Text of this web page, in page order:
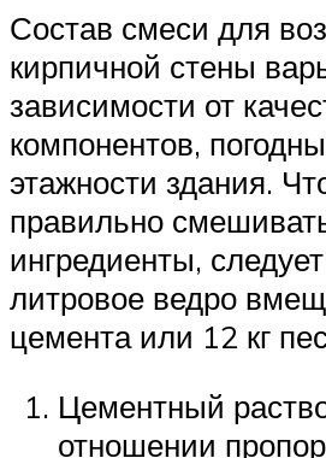
Состав смеси для
кирпичной стены
зависимости от
компонентов,
этажности здания.
правильно
ингредиенты,
литровое ведро
цемента или 12 кг
Цементный
отношении